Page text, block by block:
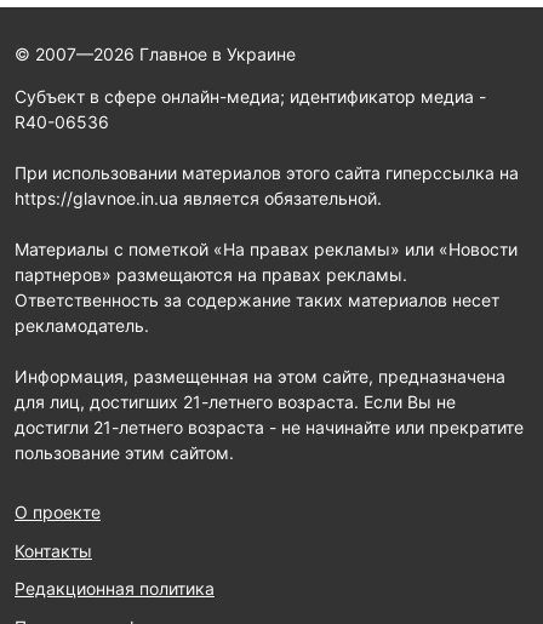
© 2007—2026 Главное в Украине
Субъект в сфере онлайн-медиа; идентификатор медиа -
R40-06536
При использовании материалов этого сайта гиперссылка на
https://glavnoe.in.ua является обязательной.
Материалы с пометкой «На правах рекламы» или «Новости
партнеров» размещаются на правах рекламы.
Ответственность за содержание таких материалов несет
рекламодатель.
Информация, размещенная на этом сайте, предназначена
для лиц, достигших 21-летнего возраста. Если Вы не
достигли 21-летнего возраста - не начинайте или прекратите
пользование этим сайтом.
О проекте
Контакты
Редакционная политика